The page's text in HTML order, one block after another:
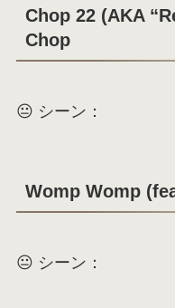
Chop 22 (AKA
Chop
😐 シーン：
Womp Womp
😐 シーン：